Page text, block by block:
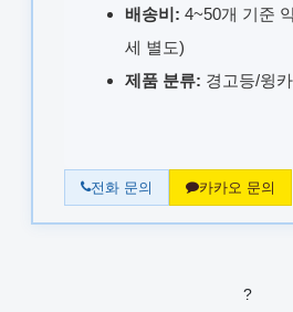
배송비: 4~50개 기준
세 별도)
제품 분류: 경고등/윙
전화 문의 카카오 문의
?